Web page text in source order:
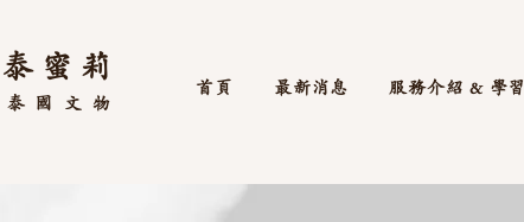
泰 蜜 莉
文物
泰國
首頁 最新消息 服務介紹 & 學習